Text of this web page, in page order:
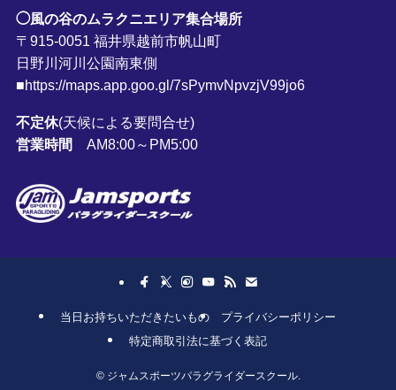
◯風の谷のムラクニエリア集合場所
〒915-0051 福井県越前市帆山町
日野川河川公園南東側
■https://maps.app.goo.gl/7sPymvNpvzjV99jo6
不定休(天候による要問合せ)
営業時間
AM8:00～PM5:00
当日お持ちいただきたいもの
プライバシーポリシー
特定商取引法に基づく表記
©ジャムスポーツパラグライダースクール.